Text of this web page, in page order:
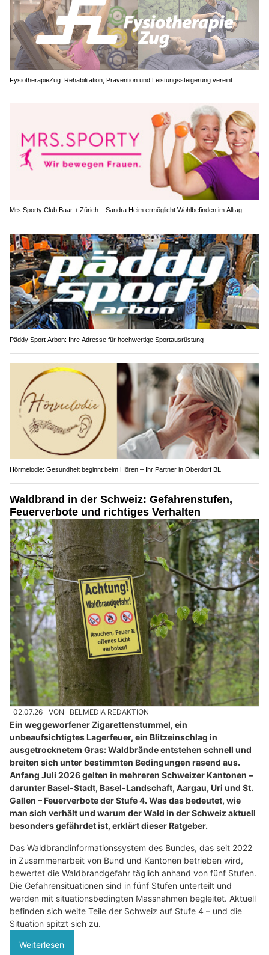
FysiotherapieZug: Rehabilitation, Prävention und Leistungssteigerung vereint
Mrs.Sporty Club Baar + Zürich – Sandra Heim ermöglicht Wohlbefinden im Alltag
Päddy Sport Arbon: Ihre Adresse für hochwertige Sportausrüstung
Hörmelodie: Gesundheit beginnt beim Hören – Ihr Partner in Oberdorf BL
Waldbrand in der Schweiz: Gefahrenstufen,
Feuerverbote und richtiges Verhalten
02.07.26 VON BELMEDIA REDAKTION
Ein weggeworfener Zigarettenstummel, ein
unbeaufsichtigtes Lagerfeuer, ein Blitzeinschlag in
ausgetrocknetem Gras: Waldbrände entstehen schnell und
breiten sich unter bestimmten Bedingungen rasend aus.
Anfang Juli 2026 gelten in mehreren Schweizer Kantonen –
darunter Basel-Stadt, Basel-Landschaft, Aargau, Uri und St.
Gallen – Feuerverbote der Stufe 4. Was das bedeutet, wie
man sich verhält und warum der Wald in der Schweiz aktuell
besonders gefährdet ist, erklärt dieser Ratgeber.
Das Waldbrandinformationssystem des Bundes, das seit 2022
in Zusammenarbeit von Bund und Kantonen betrieben wird,
bewertet die Waldbrandgefahr täglich anhand von fünf Stufen.
Die Gefahrensituationen sind in fünf Stufen unterteilt und
werden mit situationsbedingten Massnahmen begleitet. Aktuell
befinden sich weite Teile der Schweiz auf Stufe 4 – und die
Situation spitzt sich zu.
Weiterlesen